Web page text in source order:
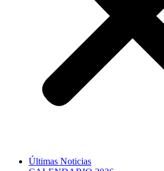
Últimas Noticias